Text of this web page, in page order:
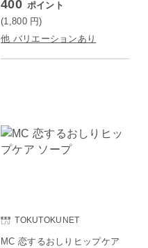
400 ポイント
(1,800 円)
他 バリエーションあり
TOKUTOKUNET
MC 恋するおしりヒップケア